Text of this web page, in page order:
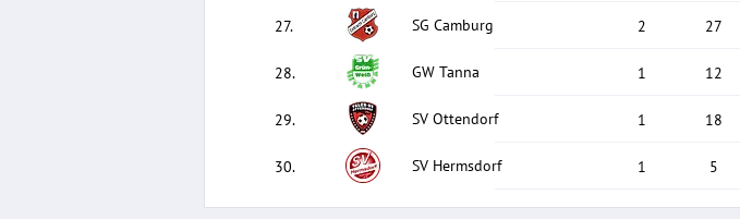
27. SG Camburg 2 27
28. GW Tanna 1 12
29. SV Ottendorf 1 18
30. SV Hermsdorf 1 5